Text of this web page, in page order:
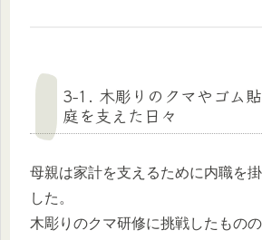
3-1. 木彫りのクマやゴム
庭を支えた日々
母親は家計を支えるために内職を
した。
木彫りのクマ研修に挑戦したもの